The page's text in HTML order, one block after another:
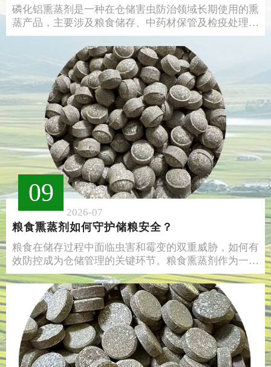
磷化铝熏蒸剂是一种在仓储害虫防治领域长期使用的熏
蒸产品，主要涉及粮食储存、中药材保管及检疫处理等
环节。该产品遇水或吸湿后会释放磷化氢气体，若操作
不当易引发安全隐患。了解其基本特性与使用规范，是
合理应用这一产品的基础。
2026-07
09
粮食熏蒸剂如何守护储粮安全？
粮食在储存过程中面临虫害和霉变的双重威胁，如何有
效防控成为仓储管理的关键环节。粮食熏蒸剂作为一类
能够在密闭环境中产生扩散性气体的化学药剂，凭借其
渗透力强、覆盖面广的特点，在储粮防护领域发挥着重
要作用。本文从基本原理、主要类型及应用要点三个方
面进行梳理，帮助读者深入了解这一储粮防护手段。